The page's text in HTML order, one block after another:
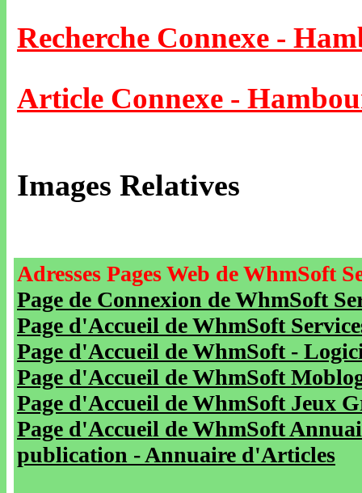
Recherche Connexe -
Article Connexe -
Images Relatives
Adresses Pages Web de WhmSoft
Page de Connexion de WhmSoft
Page d'Accueil de WhmSoft
Page d'Accueil de WhmSoft -
Page d'Accueil de WhmSoft
Page d'Accueil de WhmSoft Jeux
Page d'Accueil de WhmSoft
publication - Annuaire d'Articles